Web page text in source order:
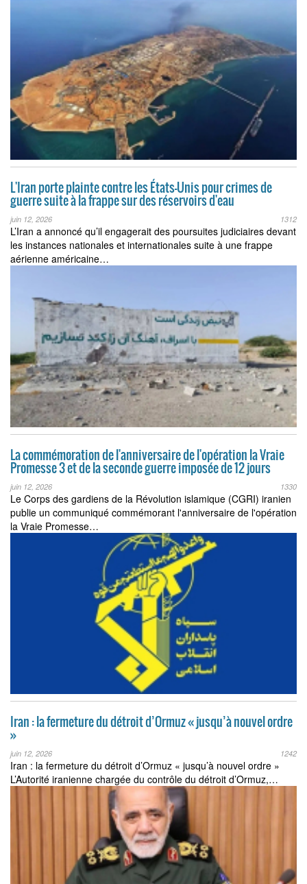
L'Iran porte plainte contre les États-Unis pour crimes de
guerre suite à la frappe sur des réservoirs d'eau
juin 12, 2026 1312
L’Iran a annoncé qu’il engagerait des poursuites judiciaires devant
les instances nationales et internationales suite à une frappe
aérienne américaine…
La commémoration de l'anniversaire de l'opération la Vraie
Promesse 3 et de la seconde guerre imposée de 12 jours
juin 12, 2026 1330
Le Corps des gardiens de la Révolution islamique (CGRI) iranien
publie un communiqué commémorant l'anniversaire de l'opération
la Vraie Promesse…
Iran : la fermeture du détroit d’Ormuz « jusqu’à nouvel ordre
»
juin 12, 2026 1242
Iran : la fermeture du détroit d’Ormuz « jusqu’à nouvel ordre »
L’Autorité iranienne chargée du contrôle du détroit d’Ormuz,…